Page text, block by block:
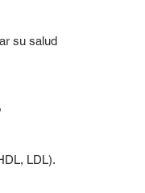
su salud
LDL).